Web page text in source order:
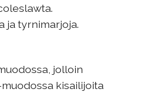
ja tyrnimarjoja.
jolloin
kisailijoita